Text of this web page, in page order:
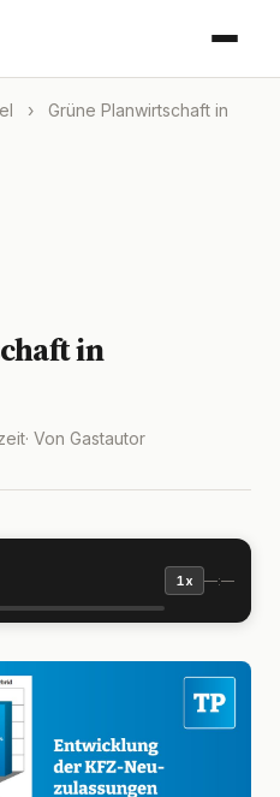
›
Grüne Planwirtschaft in
in
· Von Gastautor
1x —:—